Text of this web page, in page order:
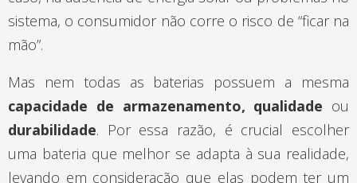
sistema, o consumidor não corre o risco de “ficar na
mão”.
Mas nem todas as baterias possuem a mesma
capacidade de armazenamento, qualidade ou
durabilidade. Por essa razão, é crucial escolher
uma bateria que melhor se adapta à sua realidade,
levando em consideração que elas podem ter um